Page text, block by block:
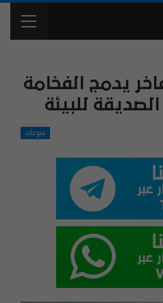
يدمج الفخامة
الصديقة للبيئة
منوعات